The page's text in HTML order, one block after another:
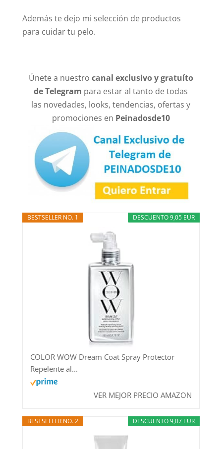
Además te dejo mi selección de productos
para cuidar tu pelo.
Únete a nuestro canal exclusivo y gratuíto
de Telegram para estar al tanto de todas
las novedades, looks, tendencias, ofertas y
promociones en Peinadosde10
DESCUENTO 9,05 EUR
BESTSELLER NO. 1
COLOR WOW Dream Coat Spray Protector
Repelente al...
VER MEJOR PRECIO AMAZON
DESCUENTO 9,07 EUR
BESTSELLER NO. 2